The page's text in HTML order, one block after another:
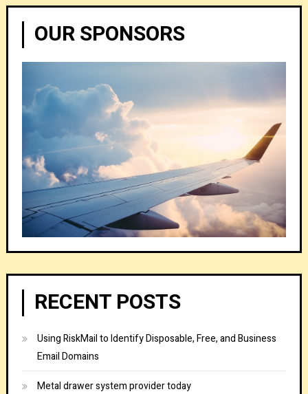
OUR SPONSORS
RECENT POSTS
Using RiskMail to Identify Disposable, Free, and Business
Email Domains
Metal drawer system provider today